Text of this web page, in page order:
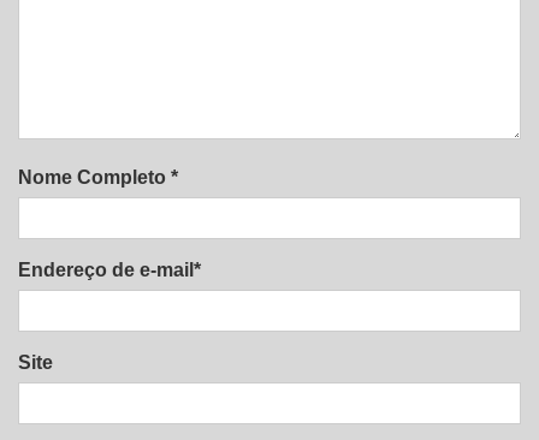
Nome Completo *
Endereço de e-mail*
Site